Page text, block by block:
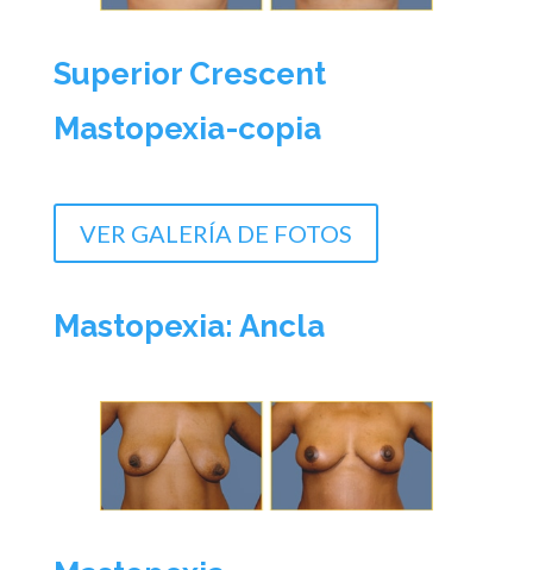
Superior Crescent
Mastopexia-copia
VER GALERÍA DE FOTOS
Mastopexia: Ancla